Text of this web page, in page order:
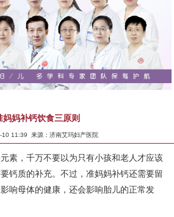
妈妈补钙饮食三原则
10 11:39 来源：济南艾玛妇产医院
，千万不要以为只有小孩和老人才应该
钙质的补充。不过，准妈妈补钙还需要留
响母体的健康，还会影响胎儿的正常发